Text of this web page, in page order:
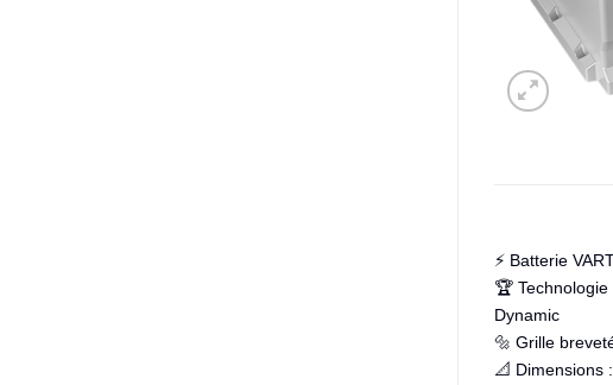
⚡ Batterie
🏆
Dynamic
🔩 Grille
📐 Dimensions